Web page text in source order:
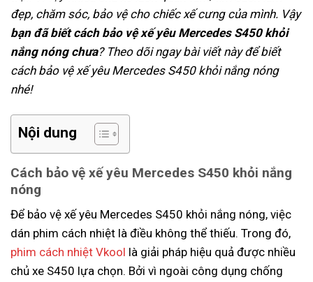
đẹp, chăm sóc, bảo vệ cho chiếc xế cưng của mình. Vậy
bạn đã biết cách bảo vệ xế yêu Mercedes S450 khỏi
nắng nóng chưa? Theo dõi ngay bài viết này để biết
cách bảo vệ xế yêu Mercedes S450 khỏi nắng nóng
nhé!
Nội dung
Cách bảo vệ xế yêu Mercedes S450 khỏi nắng
nóng
Để bảo vệ xế yêu Mercedes S450 khỏi nắng nóng, việc
dán phim cách nhiệt là điều không thể thiếu. Trong đó,
phim cách nhiệt Vkool là giải pháp hiệu quả được nhiều
chủ xe S450 lựa chọn. Bởi vì ngoài công dụng chống